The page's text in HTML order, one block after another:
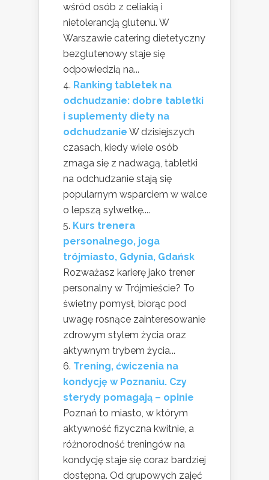
wśród osób z celiakią i
nietolerancją glutenu. W
Warszawie catering dietetyczny
bezglutenowy staje się
odpowiedzią na...
Ranking tabletek na
odchudzanie: dobre tabletki
i suplementy diety na
odchudzanie W dzisiejszych
czasach, kiedy wiele osób
zmaga się z nadwagą, tabletki
na odchudzanie stają się
popularnym wsparciem w walce
o lepszą sylwetkę....
Kurs trenera
personalnego, joga
trójmiasto, Gdynia, Gdańsk
Rozważasz karierę jako trener
personalny w Trójmieście? To
świetny pomysł, biorąc pod
uwagę rosnące zainteresowanie
zdrowym stylem życia oraz
aktywnym trybem życia...
Trening, ćwiczenia na
kondycję w Poznaniu. Czy
sterydy pomagają – opinie
Poznań to miasto, w którym
aktywność fizyczna kwitnie, a
różnorodność treningów na
kondycję staje się coraz bardziej
dostępna. Od grupowych zajęć